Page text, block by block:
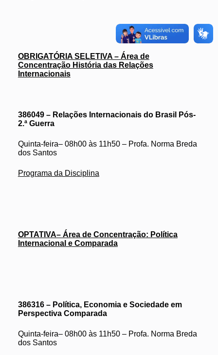
OBRIGATÓRIA SELETIVA – Área de
Concentração História das Relações
Internacionais
386049 – Relações Internacionais do Brasil Pós-
2.ª Guerra
Quinta-feira– 08h00 às 11h50 – Profa. Norma Breda
dos Santos
Programa da Disciplina
OPTATIVA– Área de Concentração: Política
Internacional e Comparada
386316 – Política, Economia e Sociedade em
Perspectiva Comparada
Quinta-feira– 08h00 às 11h50 – Profa. Norma Breda
dos Santos